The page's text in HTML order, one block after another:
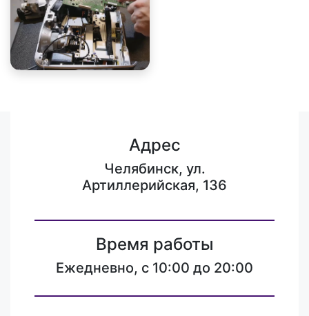
Адрес
Челябинск, ул.
Артиллерийская, 136
Время работы
Ежедневно, с 10:00 до 20:00